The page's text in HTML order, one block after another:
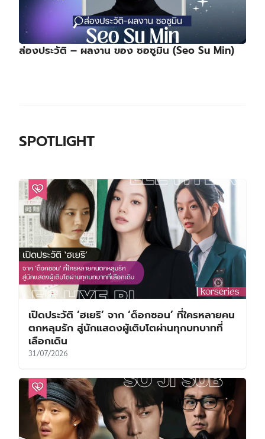
ส่องประวัติ – ผลงาน ของ ซอซูมิน (Seo Su Min)
SPOTLIGHT
เปิดประวัติ ‘ฮเยริ’ จาก ‘ด็อกซอน’ ที่ใครหลายคน
ตกหลุมรัก สู่นักแสดงผู้เติบโตผ่านทุกบทบาทที่
เลือกเดิน
31/07/2026